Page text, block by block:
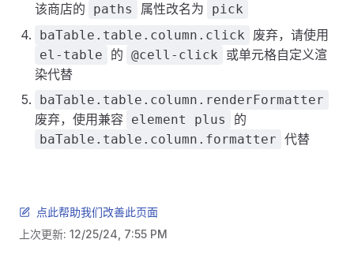
该商店的
paths 属性改名为
pick
baTable.table.column.click
废弃，请使用
el-table 的 @cell-click
或单元格自定义渲
染代替
baTable.table.column.renderFormatter
废弃，使用兼容 element plus 的
baTable.table.column.formatter 代替
点此帮助我们改善此页面
上次更新: 12/25/24, 7:55 PM